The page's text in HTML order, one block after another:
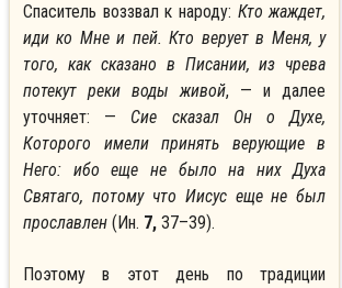
Спаситель воззвал к народу: Кто жаждет,
иди ко Мне и пей. Кто верует в Меня, у
того, как сказано в Писании, из чрева
потекут реки воды живой, — и далее
уточняет: — Сие сказал Он о Духе,
Которого имели принять верующие в
Него: ибо еще не было на них Духа
Святаго, потому что Иисус еще не был
прославлен (Ин. 7, 37–39).
Поэтому в этот день по традиции